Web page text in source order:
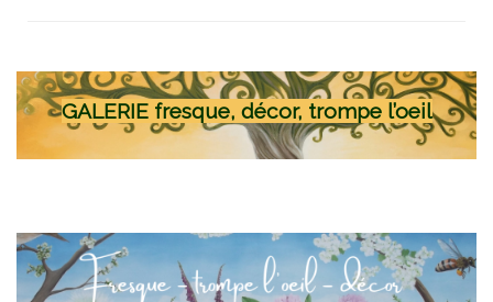
GALERIE fresque, décor, trompe l’oeil